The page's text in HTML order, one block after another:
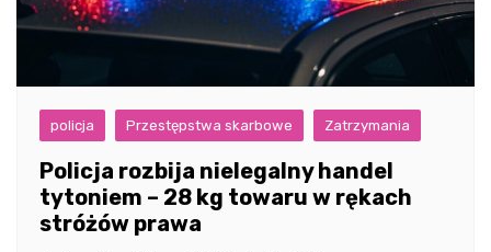
policja Przestępstwa skarbowe Zatrzymania
Policja rozbija nielegalny handel
tytoniem – 28 kg towaru w rękach
stróżów prawa